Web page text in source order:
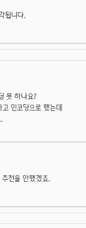
됩니다.
못 하나요?
인코딩으로 했는데
천을 안했겠죠.